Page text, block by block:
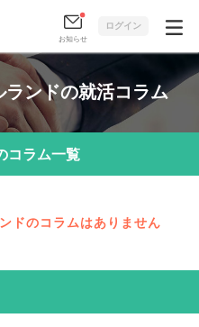
お知らせ
ログイン
ンドの就活コラム
コラム一覧
ドのコラムはありません